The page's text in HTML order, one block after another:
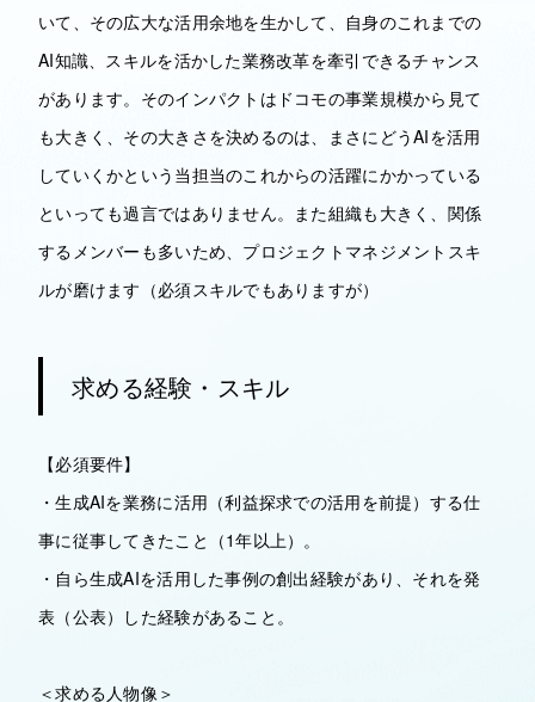
いて、その広大な活用余地を生かして、自身のこれまでの
AI知識、スキルを活かした業務改革を牽引できるチャンス
があります。そのインパクトはドコモの事業規模から見て
も大きく、その大きさを決めるのは、まさにどうAIを活用
していくかという当担当のこれからの活躍にかかっている
といっても過言ではありません。また組織も大きく、関係
するメンバーも多いため、プロジェクトマネジメントスキ
ルが磨けます（必須スキルでもありますが）
求める経験・スキル
【必須要件】
・生成AIを業務に活用（利益探求での活用を前提）する仕
事に従事してきたこと（1年以上）。
・自ら生成AIを活用した事例の創出経験があり、それを発
表（公表）した経験があること。
＜求める人物像＞